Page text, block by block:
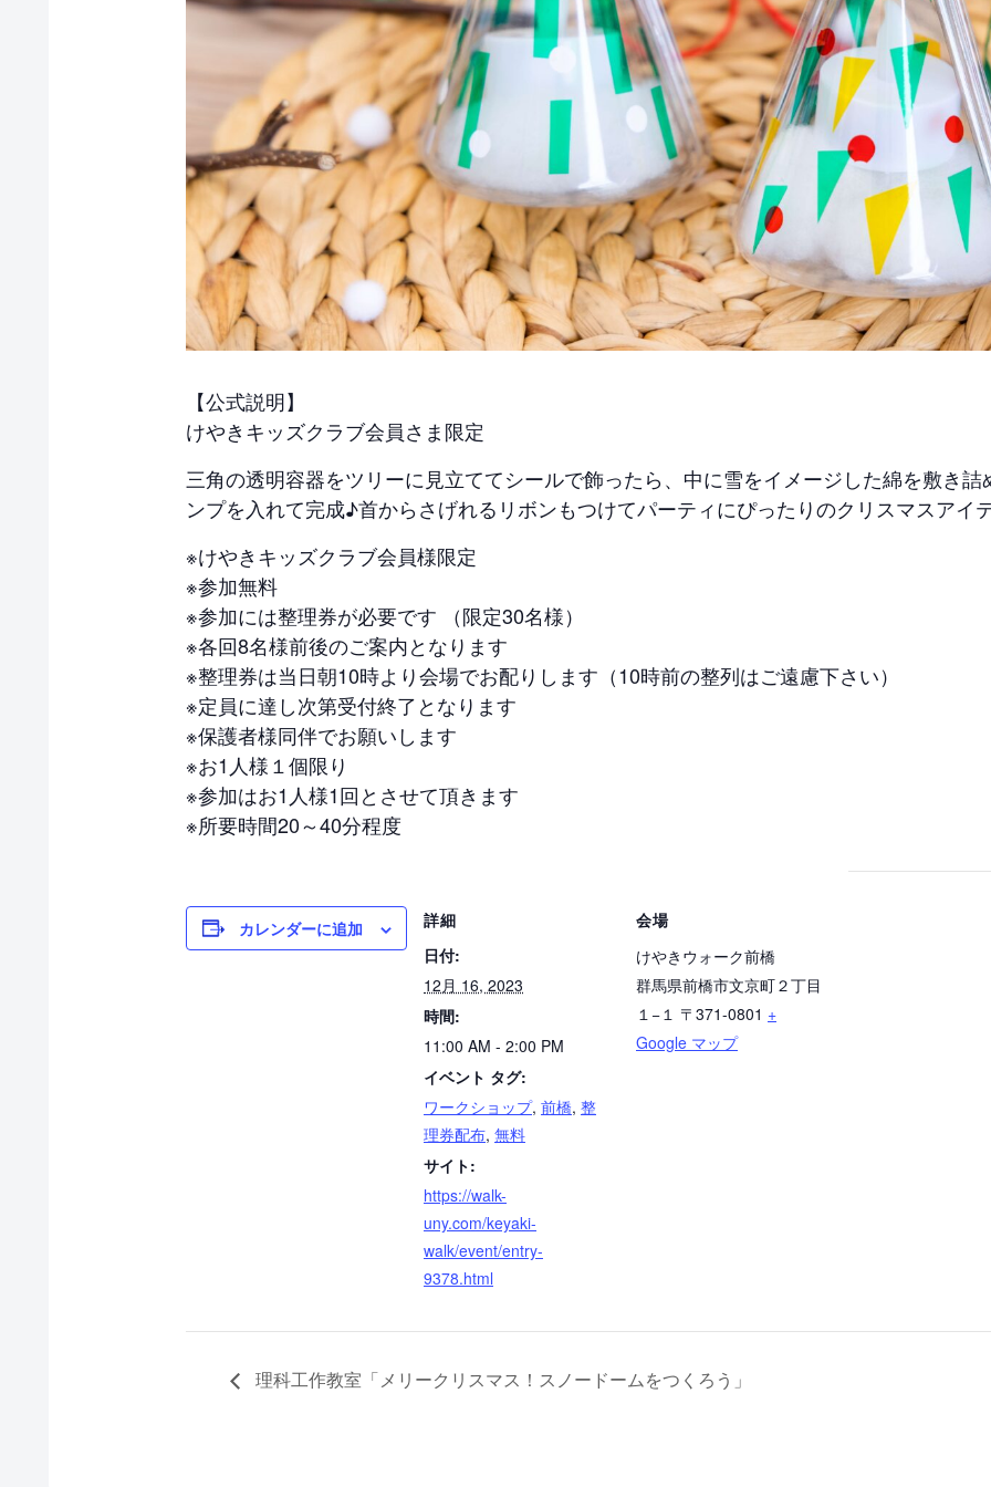
【公式説明】
けやきキッズクラブ会員さま限定
三角の透明容器をツリーに見立ててシールで飾ったら、中に雪をイメージした綿を敷き
ンプを入れて完成♪首からさげれるリボンもつけてパーティにぴったりのクリスマスアイテ
※けやきキッズクラブ会員様限定
※参加無料
※参加には整理券が必要です （限定30名様）
※各回8名様前後のご案内となります
※整理券は当日朝10時より会場でお配りします（10時前の整列はご遠慮下さい）
※定員に達し次第受付終了となります
※保護者様同伴でお願いします
※お1人様１個限り
※参加はお1人様1回とさせて頂きます
※所要時間20～40分程度
カレンダーに追加
詳細
日付:
12月 16, 2023
時間:
11:00 AM - 2:00 PM
イベント タグ:
ワークショップ, 前橋, 整
理券配布, 無料
サイト:
https://walk-
uny.com/keyaki-
walk/event/entry-
9378.html
会場
けやきウォーク前橋
群馬県前橋市文京町２丁目
１−１ 〒371-0801 +
Google マップ
理科工作教室「メリークリスマス！スノードームをつくろう」